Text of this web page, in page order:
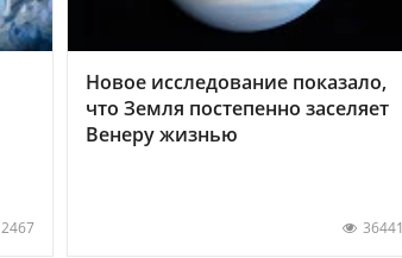
2467
Новое исследование показало,
что Земля постепенно заселяет
Венеру жизнью
36441